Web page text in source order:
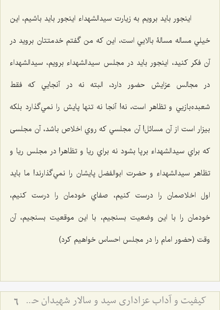
اينجور بايد برويم به زيارت سيدالشهداء اينجور بايد باشیم، اين
خيلي مساله مسالۀ بالايي است، اين كه من گفتم خدمتتان برويد در
آن فكر كنيد، اينجور بايد در مجلس سيدالشهداء برویم،‌ سيدالشهداء
در مجالس عزايش حضور دارد، البته نه در آنجايي كه فقط
شعبده‌بازيي و تظاهر است، نه! آنجا نه ‌تنها پايش را نمي‌گذارد بلكه
بیزار است از آن مسائل! آن مجلسي كه روي اخلاص باشد، آن مجلسی
که براي سيدالشهداء برپا بشود نه براي ريا و تظاهر! در مجلس ريا و
تظاهر سيدالشهداء و حضرت ابوالفضل پايشان را نمي‌گذارند! ما باید
اول اخلاصمان را درست كنيم، صفاي خودمان را درست كنيم،
خودمان را با اين وضعيت بسنجيم، با اين موقعيت بسنجيم، آن
وقت (حضور امام را در مجلس احساس خواهیم کرد)
کیفیت و آداب عزاداری سید و سالار شهیدان حضرت أباعبداللَه الحسین علیه السلام 6